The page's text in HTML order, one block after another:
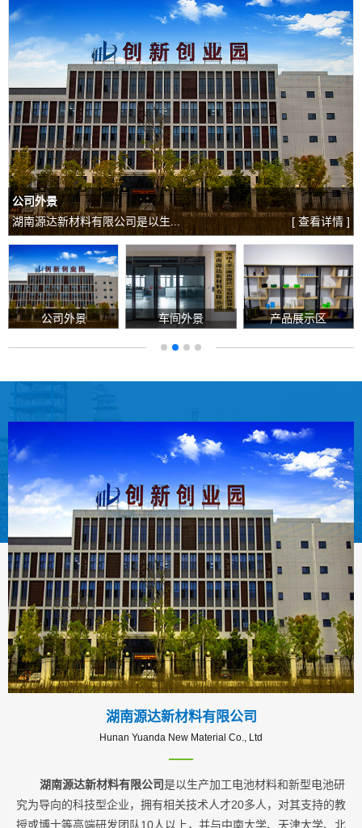
公司外景
湖南源达新材料有限公司是以生...
[ 查看详情 ]
公司外景 车间外景 产品展示区
湖南源达新材料有限公司
Hunan Yuanda New Material Co., Ltd
湖南源达新材料有限公司是以生产加工电池材料和新型电池研
究为导向的科技型企业，拥有相关技术人才20多人，对其支持的教
授或博士等高端研发团队10人以上，并与中南大学、天津大学、北